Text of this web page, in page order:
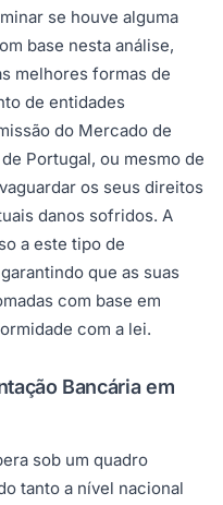
se houve alguma
base nesta análise,
melhores formas de
de entidades
do Mercado de
Portugal, ou mesmo de
os seus direitos
danos sofridos. A
a este tipo de
que as suas
com base em
com a lei.
Bancária em
sob um quadro
tanto a nível nacional